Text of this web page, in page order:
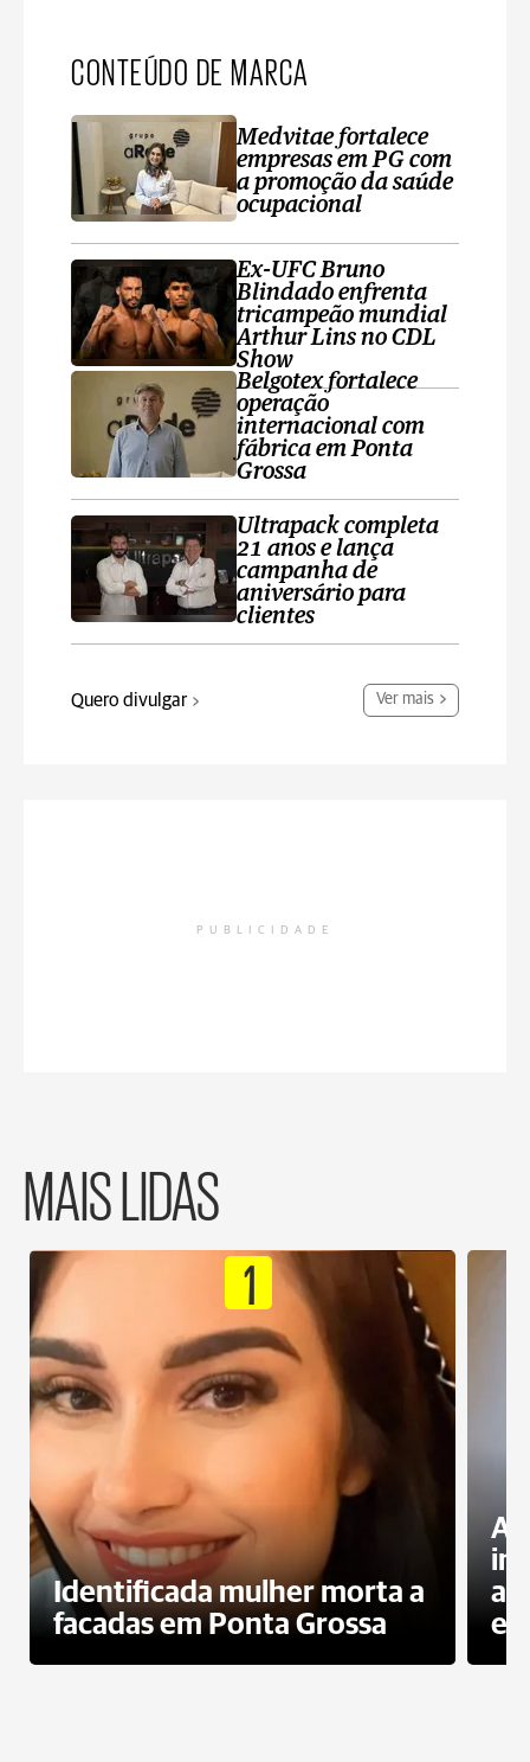
CONTEÚDO DE MARCA
Medvitae fortalece
empresas em PG com
a promoção da saúde
ocupacional
Ex-UFC Bruno
Blindado enfrenta
tricampeão mundial
Arthur Lins no CDL
Show
Belgotex fortalece
operação
internacional com
fábrica em Ponta
Grossa
Ultrapack completa
21 anos e lança
campanha de
aniversário para
clientes
Quero divulgar Ver mais
PUBLICIDADE
MAIS LIDAS
1
Identificada mulher morta a
facadas em Ponta Grossa